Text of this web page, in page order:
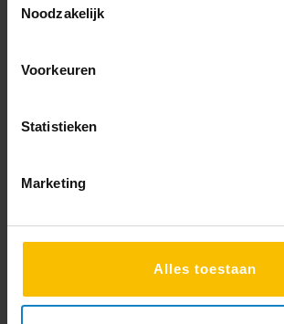
Noodzakelijk
Voorkeuren
Statistieken
Marketing
Alles toestaan
geven goed advies. Heldere
Rik Plattel
4